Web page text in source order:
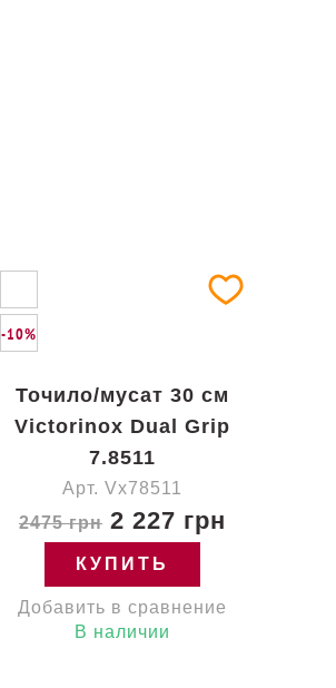
-10%
Точило/мусат 30 см
Victorinox Dual Grip
7.8511
Арт. Vx78511
2475 грн 2 227 грн
КУПИТЬ
Добавить в сравнение
В наличии